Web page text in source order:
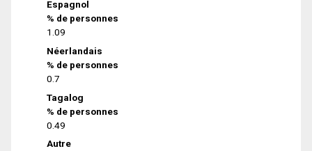
Espagnol
% de personnes
1.09
Néerlandais
% de personnes
0.7
Tagalog
% de personnes
0.49
Autre